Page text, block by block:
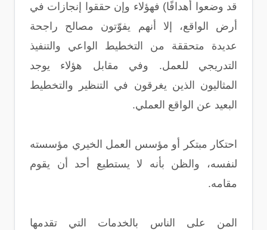
قد وضعوا أهدافًا) فهؤلاء وإن حققوا إنجازات في
أرض الواقع، إلا أنهم يفوّتون مصالح راجحة
عديدة متحققة من التخطيط الواعي والتنفيذ
التدريجي للعمل. وفي مقابل هؤلاء يوجد
المثاليون الذين يغرقون في التنظير والتخطيط
البعيد عن الواقع العملي.
احتكار مبتكر أو مؤسس العمل الخيري مؤسسته
لنفسه، والظن بأنه لا يستطيع أحد أن يقوم
مقامه.
المن على الناس بالخدمات التي تقدمها